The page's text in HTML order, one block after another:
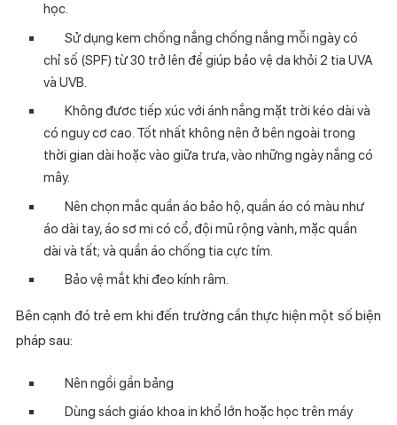
học.
Sử dụng kem chống nắng chống nắng mỗi ngày có
chỉ số (SPF) từ 30 trở lên để giúp bảo vệ da khỏi 2 tia UVA
và UVB.
Không đươc tiếp xúc với ánh nắng mặt trời kéo dài và
có nguy cơ cao. Tốt nhất không nên ở bên ngoài trong
thời gian dài hoặc vào giữa trưa, vào những ngày nắng có
mây.
Nên chọn mắc quần áo bảo hộ, quần áo có màu như
áo dài tay, áo sơ mi có cổ, đội mũ rộng vành, mặc quần
dài và tất; và quần áo chống tia cực tím.
Bảo vệ mắt khi đeo kính râm.
Bên cạnh đó trẻ em khi đến trường cần thực hiện một số biện
pháp sau:
Nên ngồi gần bảng
Dùng sách giáo khoa in khổ lớn hoặc học trên máy